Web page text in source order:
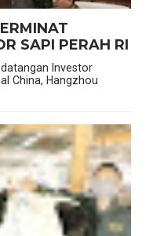
SAPI PERAH RI
Investor
China, Hangzhou